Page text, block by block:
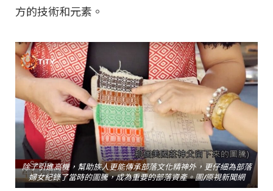
方的技術和元素。
除了引進高機，幫助族人更能傳承部落文化精神外，更仔細為部落
婦女紀錄了當時的圖騰，成為重要的部落資產。圖/原視新聞網